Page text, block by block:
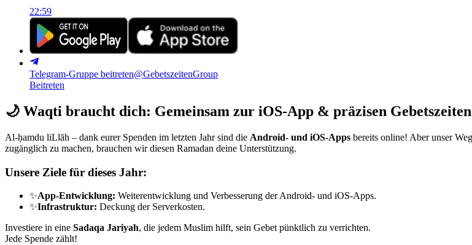
22:59
Telegram-Gruppe beitreten@GebetszeitenGroup
Beitreten
🌙 Waqti braucht dich: Gemeinsam zur iOS-App & präzisen
Al-ḥamdu liLlāh – dank eurer Spenden im letzten Jahr sind die Android- und iOS-Apps bereits online! Aber unser
zugänglich zu machen, brauchen wir diesen Ramadan deine Unterstützung.
Unsere Ziele für dieses Jahr:
✨App-Entwicklung: Weiterentwicklung und Verbesserung der Android- und iOS-Apps.
✨Infrastruktur: Deckung der Serverkosten.
Investiere in eine Sadaqa Jariyah, die jedem Muslim hilft, sein Gebet pünktlich zu verrichten.
Jede Spende zählt!